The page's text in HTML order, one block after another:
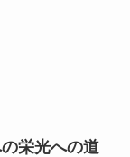
栄光への道